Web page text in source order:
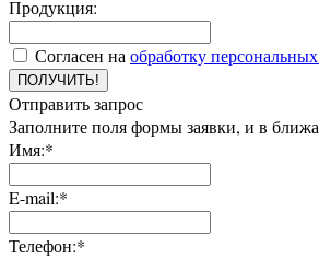
Продукция:
Согласен на обработку
ПОЛУЧИТЬ!
Отправить запрос
Заполните поля формы заявки, и в
Имя:*
E-mail:*
Телефон:*